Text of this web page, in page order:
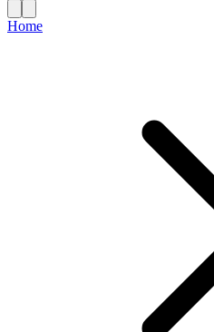
Home